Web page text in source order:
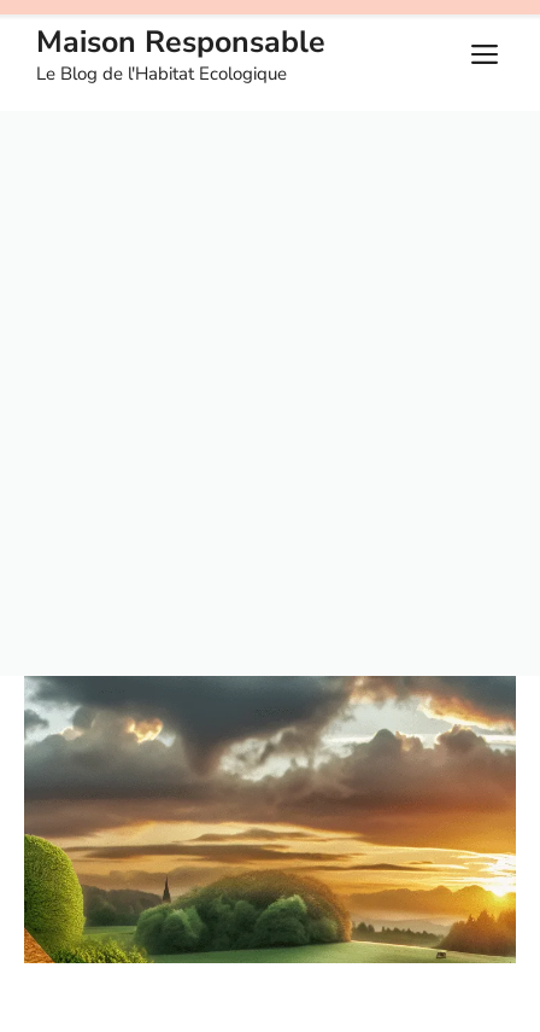
Aller
contenu
Maison Responsable
Le Blog de l'Habitat Ecologique